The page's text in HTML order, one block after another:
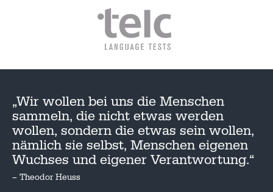
„Wir wollen bei uns die Menschen
sammeln, die nicht etwas werden
wollen, sondern die etwas sein wollen,
nämlich sie selbst, Menschen eigenen
Wuchses und eigener Verantwortung.“
– Theodor Heuss